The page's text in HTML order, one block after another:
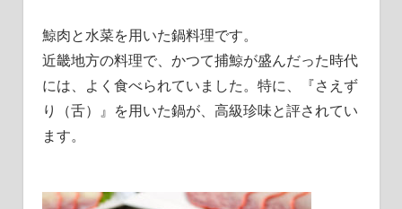
鯨肉と水菜を用いた鍋料理です。
近畿地方の料理で、 かつて捕鯨が盛んだった時代
には、よく食べられていました。 特に、『さえず
り（舌）』を用いた鍋が、高級珍味と評されてい
ます。